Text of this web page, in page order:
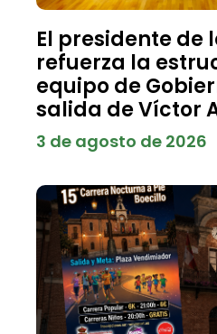
El presidente de
refuerza la
equipo de
salida de Víctor
3 de agosto de 2026